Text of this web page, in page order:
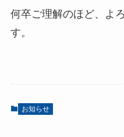
何卒ご理解のほど、よ
す。
お知らせ